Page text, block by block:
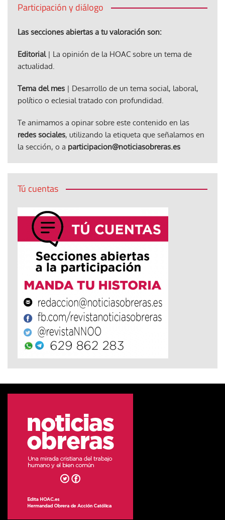
Participación y diálogo
Las secciones abiertas a tu valoración son:
Editorial| La opinión de la HOAC sobre un tema de
actualidad.
Tema del mes | Desarrollo de un tema social, laboral,
político o eclesial tratado con profundidad.
Te animamos a opinar sobre este contenido en las
redes sociales, utilizando la etiqueta que señalamos en
la sección, o a participacion@noticiasobreras.es
Tú cuentas